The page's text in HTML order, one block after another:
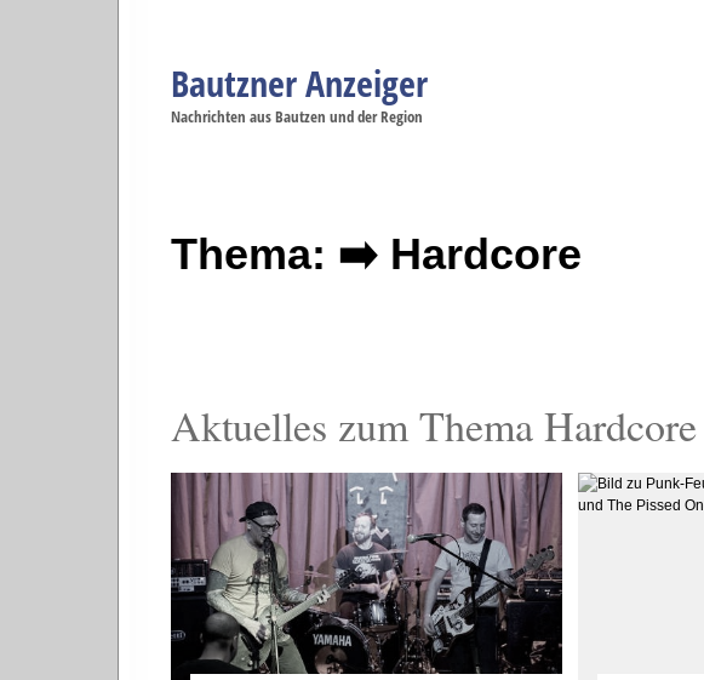
Bautzner Anzeiger
Nachrichten aus Bautzen und der Region
Thema: ➡️ Hardcore
Aktuelles zum Thema Hardcore